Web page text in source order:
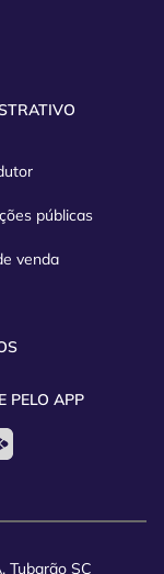
públicas
venda
PELO APP
Tubarão SC